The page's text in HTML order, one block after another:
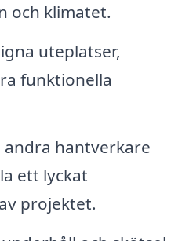
och klimatet.
uteplatser,
funktionella
andra hantverkare
ett lyckat
projektet.